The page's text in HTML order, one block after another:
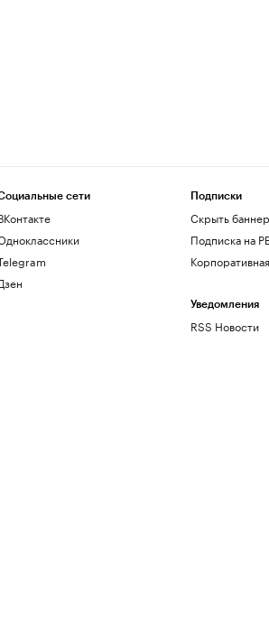
сети Подписки
Скрыть
Подписка на
Уведомления
RSS Новости